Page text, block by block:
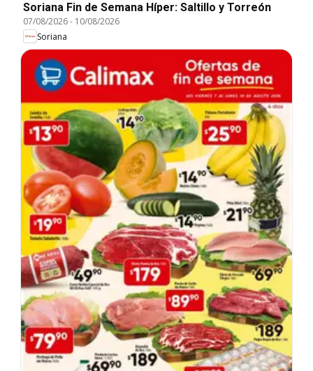
Soriana Fin de Semana Híper: Saltillo y Torreón
07/08/2026- 10/08/2026
Soriana